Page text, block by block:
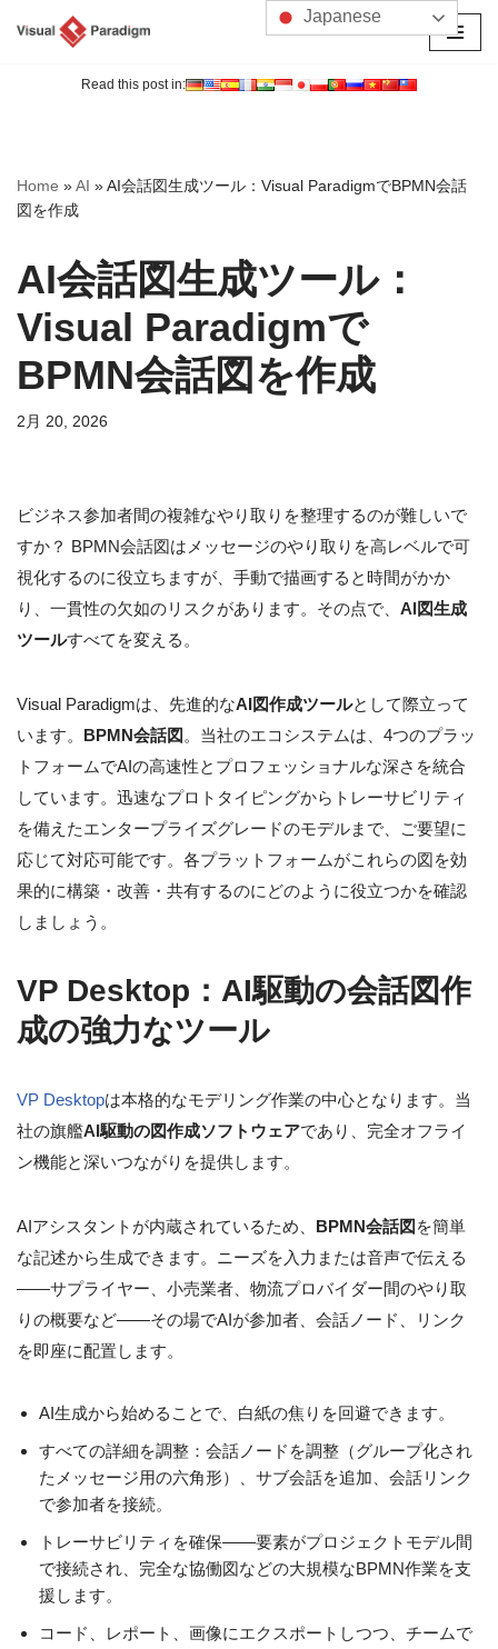
へ
ス
ッ
プ
Read this post in:
Home »AI »AI会話図生成ツール：Visual ParadigmでBPMN会話
図を作成
AI会話図生成ツール：
Visual Paradigmで
BPMN会話図を作成
2月 20, 2026
ビジネス参加者間の複雑なやり取りを整理するのが難しいで
すか？ BPMN会話図はメッセージのやり取りを高レベルで可
視化するのに役立ちますが、手動で描画すると時間がかか
り、一貫性の欠如のリスクがあります。その点で、 AI図生成
ツールすべてを変える。
Visual Paradigmは、先進的なAI図作成ツールとして際立って
います。 BPMN会話図 。当社のエコシステムは、4つのプラッ
トフォームでAIの高速性とプロフェッショナルな深さを統合
しています。迅速なプロトタイピングからトレーサビリティ
を備えたエンタープライズグレードのモデルまで、ご要望に
応じて対応可能です。各プラットフォームがこれらの図を効
果的に構築・改善・共有するのにどのように役立つかを確認
しましょう。
VP Desktop：AI駆動の会話図作
成の強力なツール
VP Desktopは本格的なモデリング作業の中心となります。当
社の旗艦AI駆動の図作成ソフトウェアであり、完全オフライ
ン機能と深いつながりを提供します。
AIアシスタントが内蔵されているため、 BPMN会話図 を簡単
な記述から生成できます。ニーズを入力または音声で伝える
——サプライヤー、小売業者、物流プロバイダー間のやり取
りの概要など——その場でAIが参加者、会話ノード、リンク
を即座に配置します。
AI生成から始めることで、白紙の焦りを回避できます。
すべての詳細を調整：会話ノードを調整（グループ化され
たメッセージ用の六角形）、サブ会話を追加、会話リンク
で参加者を接続。
トレーサビリティを確保——要素がプロジェクトモデル間
で接続され、完全な協働図などの大規模なBPMN作業を支
援します。
コード、レポート、画像にエクスポートしつつ、チームで
Japanese